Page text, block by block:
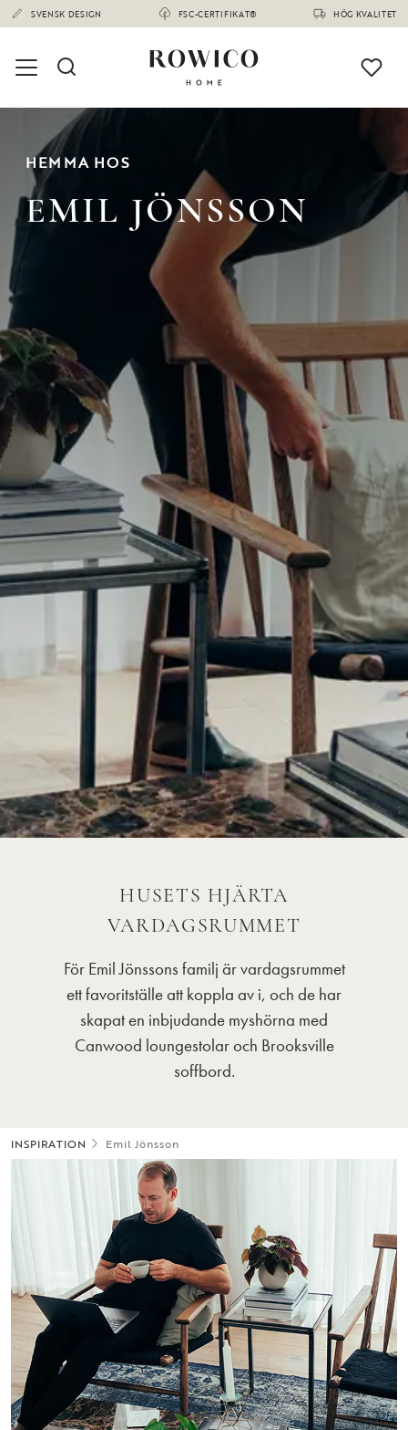
SVENSK DESIGN FSC-CERTIFIKAT® HÖG KVALITET
HEMMA HOS
EMIL JÖNSSON
HUSETS HJÄRTA
VARDAGSRUMMET
För Emil Jönssons familj är vardagsrummet
ett favoritställe att koppla av i, och de har
skapat en inbjudande myshörna med
Canwood loungestolar och Brooksville
soffbord.
INSPIRATION Emil Jönsson